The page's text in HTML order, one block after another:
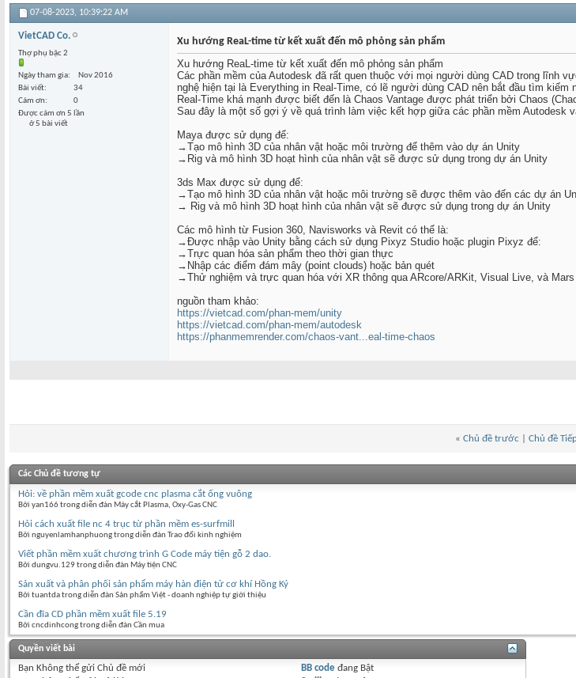
07-08-2023, 10:39:22 AM
VietCAD Co.
Thợ phụ bậc 2
Ngày tham gia
Nov 2016
Bài viết
34
Cám ơn
0
Được cám ơn 5 lần
ở 5 bài viết
Xu hướng ReaL-time từ kết xuất đến mô phỏng sản phẩm
Xu hướng ReaL-time từ kết xuất đến mô phỏng sản phẩm
Các phần mềm của Autodesk đã rất quen thuộc với mọi người dùng CAD trong lĩnh
nghệ hiện tại là Everything in Real-Time, có lẽ người dùng CAD nên bắt đầu tìm kiếm
Real-Time khá mạnh được biết đến là Chaos Vantage được phát triển bởi Chaos
Sau đây là một số gợi ý về quá trình làm việc kết hợp giữa các phần mềm Autodesk
Maya được sử dụng để:
→Tạo mô hình 3D của nhân vật hoặc môi trường để thêm vào dự án Unity
→Rig và mô hình 3D hoạt hình của nhân vật sẽ được sử dụng trong dự án Unity
3ds Max được sử dụng để:
→Tạo mô hình 3D của nhân vật hoặc môi trường sẽ được thêm vào đến các dự án
→ Rig và mô hình 3D hoạt hình của nhân vật sẽ được sử dụng trong dự án Unity
Các mô hình từ Fusion 360, Navisworks và Revit có thể là:
→Được nhập vào Unity bằng cách sử dụng Pixyz Studio hoặc plugin Pixyz để:
→Trực quan hóa sản phẩm theo thời gian thực
→Nhập các điểm đám mây (point clouds) hoặc bản quét
→Thử nghiệm và trực quan hóa với XR thông qua ARcore/ARKit, Visual Live, và Mars
nguồn tham khảo:
https://vietcad.com/phan-mem/unity
https://vietcad.com/phan-mem/autodesk
https://phanmemrender.com/chaos-vant...eal-time-chaos
« Chủ đề trước Chủ đề
Các Chủ đề tương tự
Hỏi: về phần mềm xuất gcode cnc plasma cắt ống vuông
Bởi yan166 trong diễn đàn Máy cắt Plasma, Oxy-Gas CNC
Hỏi cách xuất file nc 4 trục từ phần mềm es-surfmill
Bởi nguyenlamhanphuong trong diễn đàn Trao đổi kinh nghiệm
Viết phần mềm xuất chương trình G Code máy tiện gỗ 2 dao.
Bởi dungvu.129 trong diễn đàn Máy tiện CNC
Sản xuất và phân phối sản phẩm máy hàn điện tử cơ khí Hồng Ký
Bởi tuantda trong diễn đàn Sản phẩm Việt - doanh nghiệp tự giới thiệu
Cần đĩa CD phần mềm xuất file 5.19
Bởi cncdinhcong trong diễn đàn Cần mua
Quyền viết bài
Bạn Không thể gửi Chủ đề mới
BB codeđang Bật